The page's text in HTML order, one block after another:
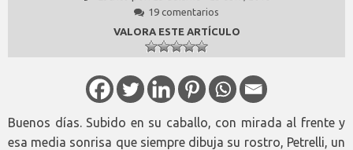
19 comentarios
VALORA ESTE ARTÍCULO
Buenos días. Subido en su caballo, con mirada al frente y
esa media sonrisa que siempre dibuja su rostro, Petrelli, un